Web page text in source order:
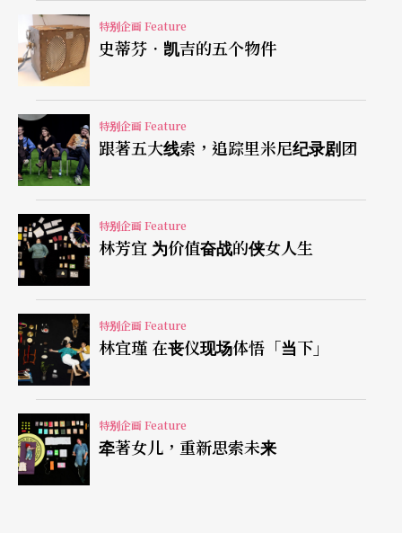
「在这九张纸上，你会写下什么？」
「在你的『未竟之室』里，你想留给后世的遗产是
什么？」
在里米尼纪录剧团导演史蒂芬．凯吉《未竟之室》
中，他的问题清单不只以上问题，这位记者出身的
剧场人，从真人真事建构出八座无人的「廿一世纪
陵墓」，他从死亡那里借得权威，讲述不只八位受
访者，也指涉了我们每个人都将遭遇的历史。
在《未竟之室》来台前夕，让我们先开箱史蒂芬．
凯吉，与台湾创作者林芳宜、林宜瑾、董怡芬、林
特别企画 Feature
史蒂芬．凯吉的五个物件
特别企画 Feature
跟著五大线索，追踪里米尼纪录剧团
特别企画 Feature
林芳宜 为价值奋战的侠女人生
特别企画 Feature
林宜瑾 在丧仪现场体悟「当下」
特别企画 Feature
牵著女儿，重新思索未来